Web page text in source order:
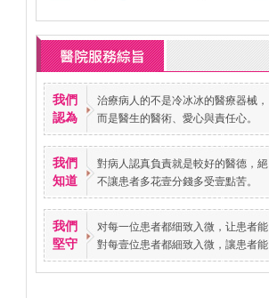
我們
認為
治療病人的不是冷冰冰的醫療器械，
而是醫生的醫術、愛心與責任心。
我們
知道
對病人認真負責就是較好的醫德，絕
不讓患者多花壹分錢多受壹點苦。
我們
堅守
对每一位患者都细致入微，让患者能
對每壹位患者都細致入微，讓患者能